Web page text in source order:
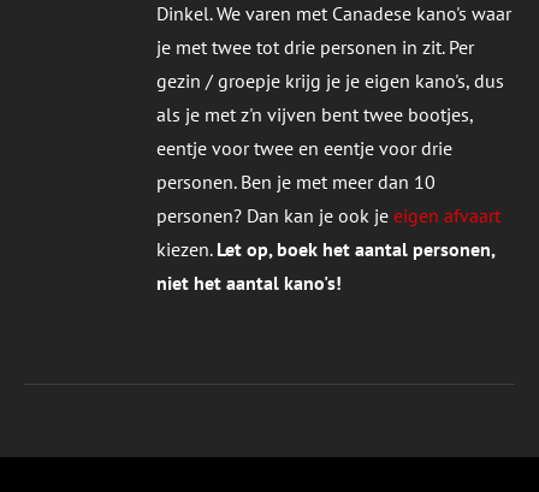
Dinkel. We varen met Canadese kano's waar
je met twee tot drie personen in zit. Per
gezin / groepje krijg je je eigen kano's, dus
als je met z'n vijven bent twee bootjes,
eentje voor twee en eentje voor drie
personen. Ben je met meer dan 10
personen? Dan kan je ook jeeigen afvaart
kiezen. Let op, boek het aantal personen,
niet het aantal kano's!